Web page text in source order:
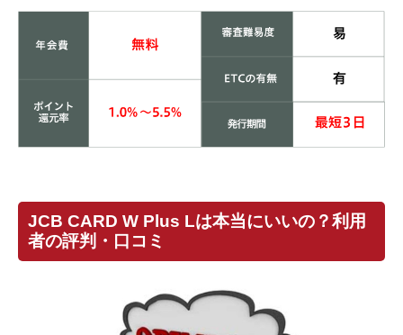
JCB CARD W Plus Lは本当にいいの？利用
者の評判・口コミ